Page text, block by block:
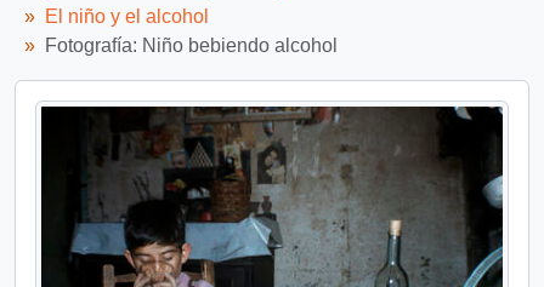
El niño y el alcohol
Fotografía: Niño bebiendo alcohol